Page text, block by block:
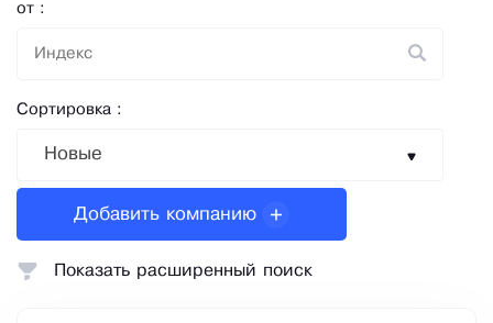
от :
Сортировка :
Новые
Добавить компанию
Показать расширенный поиск